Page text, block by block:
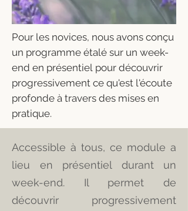
Pour les novices, nous avons conçu
un programme étalé sur un week-
end en présentiel pour découvrir
progressivement ce qu'est l'écoute
profonde à travers des mises en
pratique.
Accessible à tous, ce module a
lieu en présentiel durant un
week-end. Il permet de
découvrir progressivement